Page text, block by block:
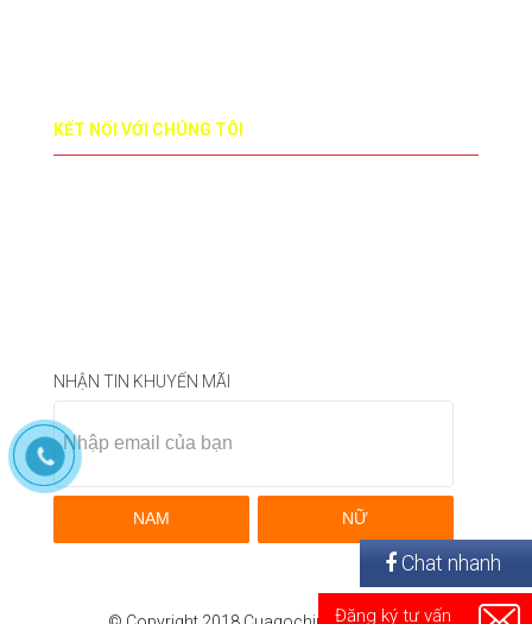
KẾT NỐI VỚI CHÚNG TÔI
NHẬN TIN KHUYẾN MÃI
NAM NỮ
Đăng ký tư vấn
Chat nhanh